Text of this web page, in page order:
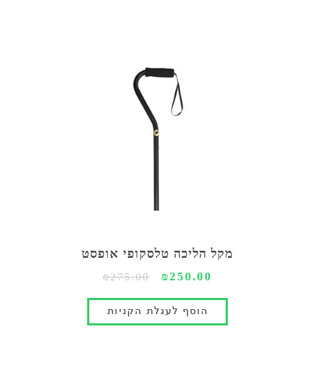
מקל הליכה טלסקופי אופסט
₪250.00
₪275.00